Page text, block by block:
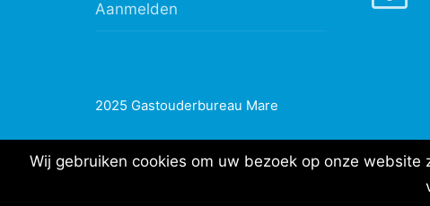
Aanmelden
2025 Gastouderbureau Mare
Wij gebruiken cookies om uw bezoek op onze